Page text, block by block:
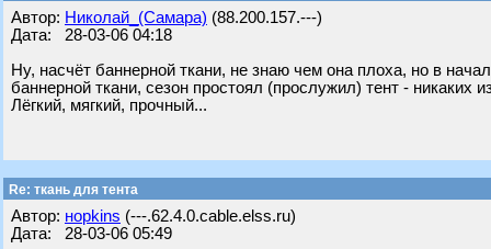
Автор: Николай_(Самара) (88.200.157.---)
Дата: 28-03-06 04:18
Ну, насчёт баннерной ткани, не знаю чем она плоха, но в
баннерной ткани, сезон простоял (прослужил) тент - никаких
Лёгкий, мягкий, прочный...
Re: ткань для тента
Автор: нopkins (---.62.4.0.cable.elss.ru)
Дата: 28-03-06 05:49